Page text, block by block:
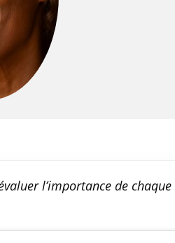
l’importance de